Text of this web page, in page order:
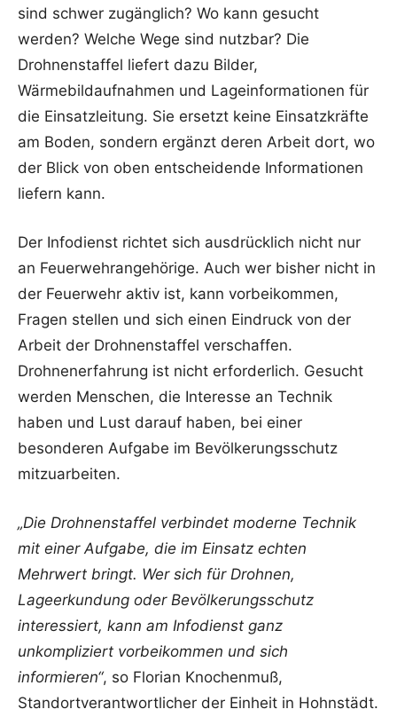
sind schwer zugänglich? Wo kann gesucht
werden? Welche Wege sind nutzbar? Die
Drohnenstaffel liefert dazu Bilder,
Wärmebildaufnahmen und Lageinformationen für
die Einsatzleitung. Sie ersetzt keine Einsatzkräfte
am Boden, sondern ergänzt deren Arbeit dort, wo
der Blick von oben entscheidende Informationen
liefern kann.
Der Infodienst richtet sich ausdrücklich nicht nur
an Feuerwehrangehörige. Auch wer bisher nicht in
der Feuerwehr aktiv ist, kann vorbeikommen,
Fragen stellen und sich einen Eindruck von der
Arbeit der Drohnenstaffel verschaffen.
Drohnenerfahrung ist nicht erforderlich. Gesucht
werden Menschen, die Interesse an Technik
haben und Lust darauf haben, bei einer
besonderen Aufgabe im Bevölkerungsschutz
mitzuarbeiten.
„Die Drohnenstaffel verbindet moderne Technik
mit einer Aufgabe, die im Einsatz echten
Mehrwert bringt. Wer sich für Drohnen,
Lageerkundung oder Bevölkerungsschutz
interessiert, kann am Infodienst ganz
unkompliziert vorbeikommen und sich
informieren“, so Florian Knochenmuß,
Standortverantwortlicher der Einheit in Hohnstädt.